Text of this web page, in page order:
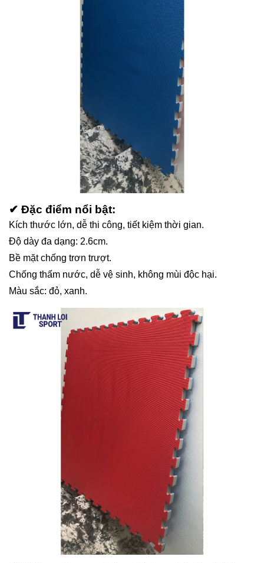
✔ Đặc điểm nổi bật:
Kích thước lớn, dễ thi công, tiết kiệm thời gian.
Độ dày đa dạng: 2.6cm.
Bề mặt chống trơn trượt.
Chống thấm nước, dễ vệ sinh, không mùi độc hại.
Màu sắc: đỏ, xanh.